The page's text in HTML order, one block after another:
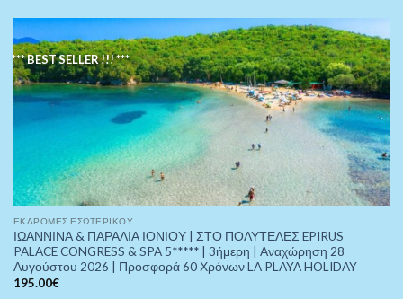
*** BEST SELLER !!! ***
ΕΚΔΡΟΜΈΣ ΕΣΩΤΕΡΙΚΟΎ
ΙΩΑΝΝΙΝΑ & ΠΑΡΑΛΙΑ ΙΟΝΙΟΥ | ΣΤΟ ΠΟΛΥΤΕΛΕΣ EPIRUS
PALACE CONGRESS & SPA 5***** | 3ήμερη | Αναχώρηση 28
Αυγούστου 2026 | Προσφορά 60 Χρόνων LA PLAYA HOLIDAY
195.00€